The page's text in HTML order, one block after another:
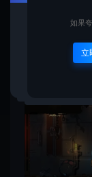
如果
立